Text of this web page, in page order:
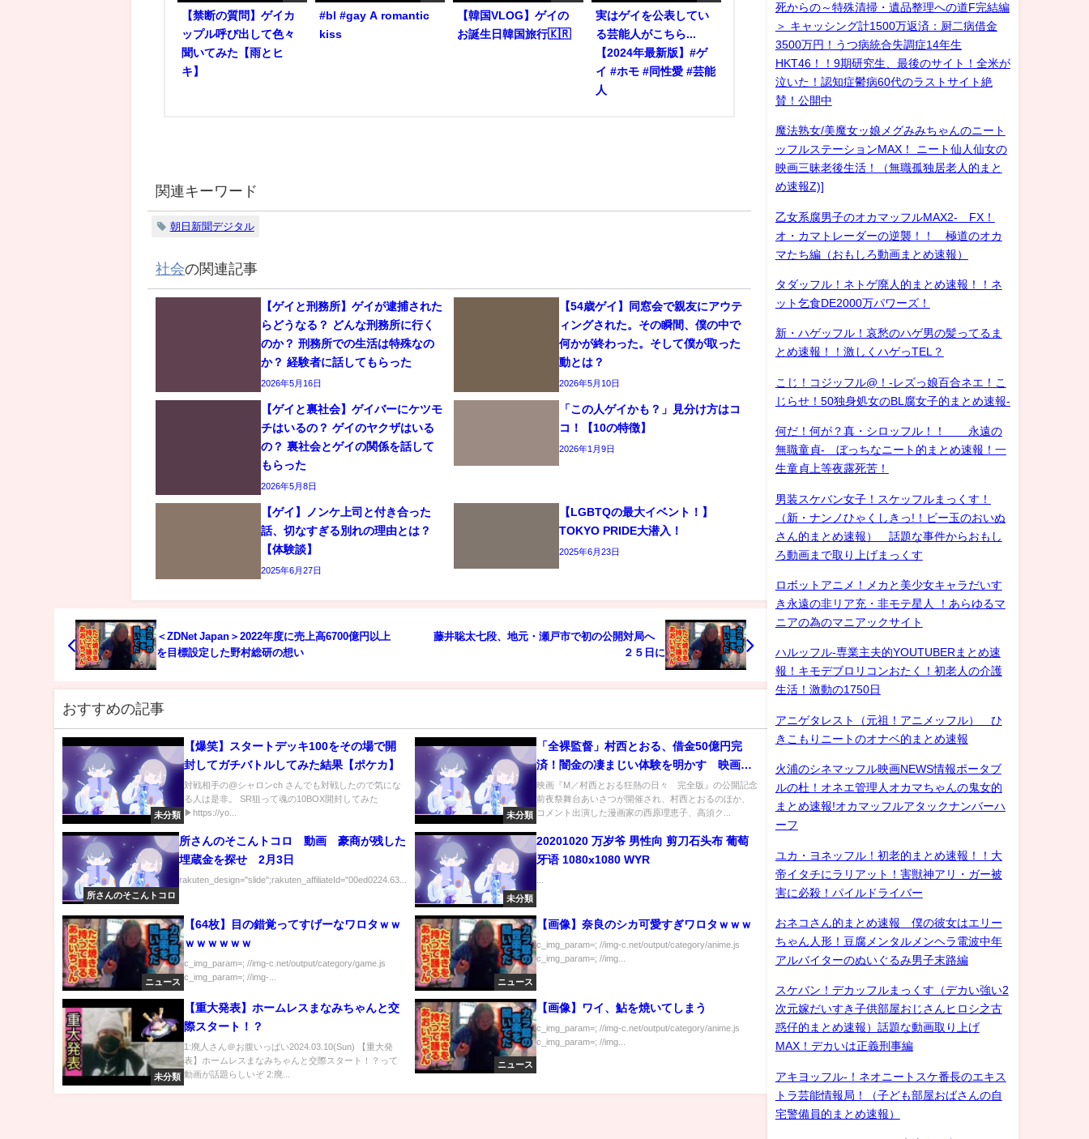
【禁断の質問】ゲイカ
ップル呼び出して色々
聞いてみた【雨とヒ
キ】
#bl #gay A romantic
kiss
【韓国VLOG】ゲイの
お誕生日韓国旅行🇰🇷
実はゲイを公表してい
る芸能人がこちら...
【2024年最新版】#ゲ
イ #ホモ #同性愛 #芸能
人
関連キーワード
朝日新聞デジタル
社会の関連記事
【ゲイと刑務所】ゲイが逮捕された
らどうなる？ どんな刑務所に行く
のか？ 刑務所での生活は特殊なの
か？ 経験者に話してもらった
2026年5月16日
【54歳ゲイ】同窓会で親友にアウテ
ィングされた。その瞬間、僕の中で
何かが終わった。そして僕が取った
動とは？
2026年5月10日
【ゲイと裏社会】ゲイバーにケツモ
チはいるの？ ゲイのヤクザはいる
の？ 裏社会とゲイの関係を話して
もらった
2026年5月8日
「この人ゲイかも？」見分け方はコ
コ！【10の特徴】
2026年1月9日
【ゲイ】ノンケ上司と付き合った
話、切なすぎる別れの理由とは？
【体験談】
2025年6月27日
【LGBTQの最大イベント！】
TOKYO PRIDE大潜入！
2025年6月23日
＜ZDNet Japan＞2022年度に売上高6700億円以上
を目標設定した野村総研の想い
藤井聡太七段、地元・瀬戸市で初の公開対局へ
２５日に
おすすめの記事
未分類
【爆笑】スタートデッキ100をその場で開
封してガチバトルしてみた結果【ポケカ】
対戦相手の@シャロンch さんでも対戦したので気にな
る人は是非。 SR狙って魂の10BOX開封してみた
▶︎https://yo...
未分類
「全裸監督」村西とおる、借金50億円完
済！闇金の凄まじい体験を明かす 映画
『M／村西とおる狂熱の日々 完全版』公
開記念前夜祭
映画『M／村西とおる狂熱の日々 完全版』の公開記念
前夜祭舞台あいさつが開催され、村西とおるのほか、
コメント出演した漫画家の西原理恵子、高須ク...
所さんのそこんトコロ
所さんのそこんトコロ 動画 豪商が残した
埋蔵金を探せ 2月3日
rakuten_design="slide";rakuten_affiliateId="00ed0224.63...
未分類
20201020 万岁爷 男性向 剪刀石头布 葡萄
牙语 1080x1080 WYR
ニュース
【64枚】目の錯覚ってすげーなワロタｗｗ
ｗｗｗｗｗｗ
c_img_param=; //img-c.net/output/category/game.js
c_img_param=; //img-...
ニュース
【画像】奈良のシカ可愛すぎワロタｗｗｗ
c_img_param=; //img-c.net/output/category/anime.js
c_img_param=; //img...
未分類
【重大発表】ホームレスまなみちゃんと交
際スタート！？
1:廃人さん＠お腹いっぱい2024.03.10(Sun) 【重大発
表】ホームレスまなみちゃんと交際スタート！？って
動画が話題らしいぞ 2:廃...
ニュース
【画像】ワイ、鮎を焼いてしまう
c_img_param=; //img-c.net/output/category/anime.js
c_img_param=; //img...
死からの～特殊清掃・遺品整理への道F完結編
＞ キャッシング計1500万返済：厨二病借金
3500万円！うつ病統合失調症14年生
HKT46！！9期研究生、最後のサイト！全米が
泣いた！認知症鬱病60代のラストサイト絶
賛！公開中
魔法熟女/美魔女ッ娘メグみみちゃんのニート
ッフルステーションMAX！ ニート仙人仙女の
映画三昧老後生活！（無職孤独居老人的まと
め速報Z)]
乙女系腐男子のオカマッフルMAX2- FX！
オ・カマトレーダーの逆襲！！ 極道のオカ
マたち編（おもしろ動画まとめ速報）
タダッフル！ネトゲ廃人的まとめ速報！！ネ
ット乞食DE2000万パワーズ！
新・ハゲッフル！哀愁のハゲ男の髪ってるま
とめ速報！！激しくハゲっTEL？
こじ！コジッフル@！-レズっ娘百合ネエ！こ
じらせ！50独身処女のBL腐女子的まとめ速報-
何だ！何が？真・シロッフル！！ 永遠の
無職童貞- ぼっちなニート的まとめ速報！一
生童貞上等夜露死苦！
男装スケバン女子！スケッフルまっくす！
（新・ナンノひゃくしきっ!！ビー玉のおいぬ
さん的まとめ速報） 話題な事件からおもし
ろ動画まで取り上げまっくす
ロボットアニメ！メカと美少女キャラだいす
き永遠の非リア充・非モテ星人 ！あらゆるマ
ニアの為のマニアックサイト
ハルッフル-専業主夫的YOUTUBERまとめ速
報！キモデブロリコンおたく！初老人の介護
生活！激動の1750日
アニゲタレスト（元祖！アニメッフル） ひ
きこもりニートのオナベ的まとめ速報
火浦のシネマッフル映画NEWS情報ポータブ
ルの杜！オネエ管理人オカマちゃんの鬼女的
まとめ速報!オカマッフルアタックナンバーハ
ーフ
ユカ・ヨネッフル！初老的まとめ速報！！大
帝イタチにラリアット！害獣神アリ・ガー被
害に必殺！パイルドライバー
おネコさん的まとめ速報 僕の彼女はエリー
ちゃん人形！豆腐メンタルメンヘラ電波中年
アルバイターのぬいぐるみ男子末路編
スケバン！デカッフルまっくす（デカい強い2
次元嫁だいすき子供部屋おじさんヒロシ之古
惑仔的まとめ速報）話題な動画取り上げ
MAX！デカいは正義刑事編
アキヨッフル-！ネオニートスケ番長のエキス
トラ芸能情報局！（子ども部屋おばさんの自
宅警備員的まとめ速報）